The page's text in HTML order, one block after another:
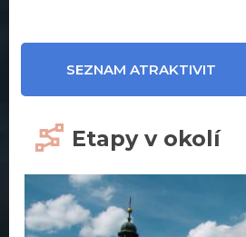
SEZNAM ATRAKTIVIT
Etapy v okolí